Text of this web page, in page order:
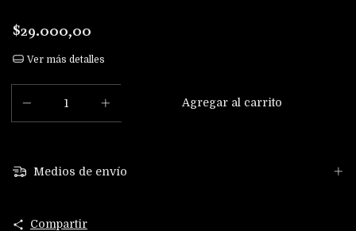
$29.000,00
Ver más detalles
Medios de envío
Compartir